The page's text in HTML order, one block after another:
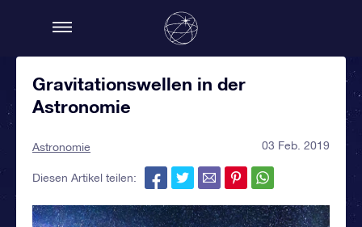
Gravitationswellen in der
Astronomie
Astronomie 03 Feb. 2019
Diesen Artikel teilen: